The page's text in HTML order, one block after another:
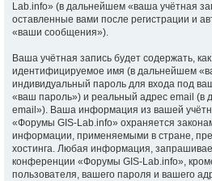
Lab.info» (в дальнейшем «ваша учётная
оставленные вами после регистрации и
«ваши сообщения»).
Ваша учётная запись будет содержать,
идентифицируемое имя (в дальнейшем
индивидуальный пароль для входа под
«ваш пароль») и реальный адрес email (в
email»). Ваша информация из вашей
«Форумы GIS-Lab.info» охраняется
информации, применяемыми в стране,
хостинга. Любая информация,
конференции «Форумы GIS-Lab.info»,
пользователя, вашего пароля и вашего